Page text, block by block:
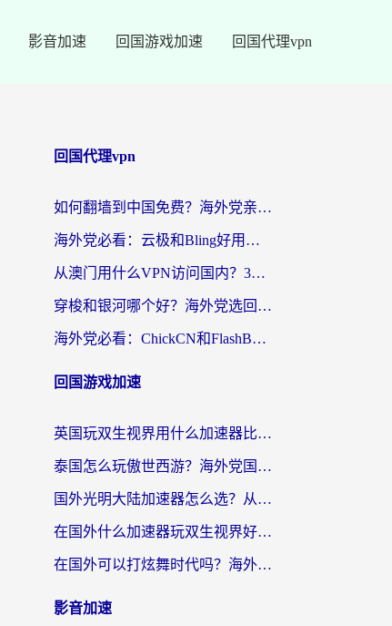
影音加速 回国游戏加速 回国代理vpn
回国代理vpn
如何翻墙到中国免费？海外党亲测：从踩坑到选对加速器的全攻略
海外党必看：云极和Bling好用吗？3分钟教你选对回国加速器
从澳门用什么VPN访问国内？3个实用标准帮你避开坑，无缝刷剧听歌
穿梭和银河哪个好？海外党选回国加速器的避坑指南，附番茄加速器实测体验
海外党必看：ChickCN和FlashBack好用吗？3招教你选对回国加速器（附云极、HomeCN、斧牛vs艾果对比）
回国游戏加速
英国玩双生视界用什么加速器比较好？海外党亲测有效的国服游戏加速方案
泰国怎么玩傲世西游？海外党国服游戏加速终极攻略（附光明大陆量子特攻实测）
国外光明大陆加速器怎么选？从卡顿到丝滑的终极指南（含德国玩走开外星人墨西哥玩俄罗斯方块技巧）
在国外什么加速器玩双生视界好用？海外党亲测不踩坑的终极指南
在国外可以打炫舞时代吗？海外玩家国服游戏加速全攻略（附实测推荐）
影音加速